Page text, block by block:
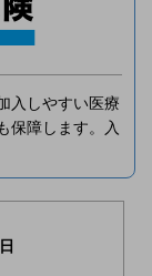
入しやすい医療
保障します。入